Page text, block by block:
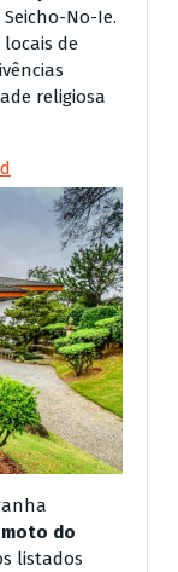
No-Ie.
de
religiosa
do
listados